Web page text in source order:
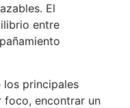
El
entre
los principales
foco, encontrar un